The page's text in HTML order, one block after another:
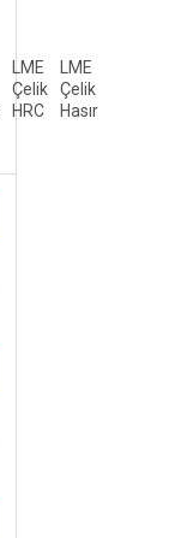
LME
Çelik
HRC
LME
Çelik
Hasır